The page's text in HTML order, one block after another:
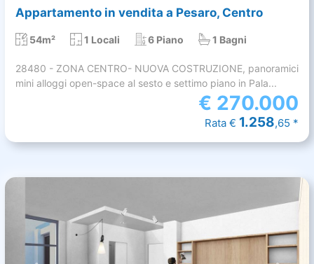
Appartamento in vendita a Pesaro, Centro
54m² 1 Locali 6 Piano 1 Bagni
28480 - ZONA CENTRO- NUOVA COSTRUZIONE, panoramici
mini alloggi open-space al sesto e settimo piano in Pala...
€ 270.000
Rata € 1.258,65 *